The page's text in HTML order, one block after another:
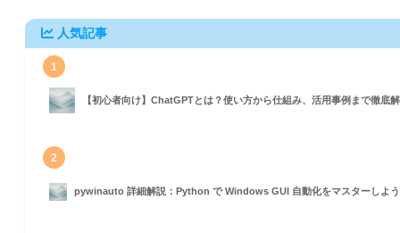
人気記事
1
【初心者向け】ChatGPTとは？使い方から仕組み、活用事例まで徹底
2
pywinauto 詳細解説：Python で Windows GUI 自動化をマスターしよ